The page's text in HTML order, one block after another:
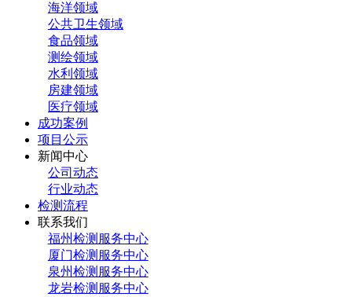
海洋领域
公共卫生领域
食品领域
测绘领域
水利领域
房建领域
医疗领域
成功案例
项目公示
新闻中心
公司动态
行业动态
检测流程
联系我们
福州检测服务中心
厦门检测服务中心
泉州检测服务中心
龙岩检测服务中心